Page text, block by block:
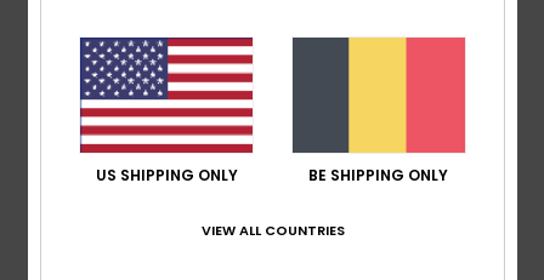
Doublure :92% polyester, 8% élasthanne
Coussinets :coussinets amovibles
Bretelles :bretelles amovibles
Fermeture :fermeture par crochet dans le dos
Couvrance :couvrance medium
Autres caractéristiques :fibres recyclées
US SHIPPING ONLY BE SHIPPING ONLY
VIEW ALL COUNTRIES